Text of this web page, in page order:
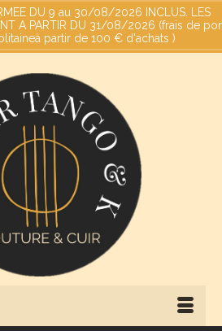
DU 9 au 30/08/2026 INCLUS. LES
A PARTIR DU 31/08/2026 (frais de
partir de 100 € d'achats )
€